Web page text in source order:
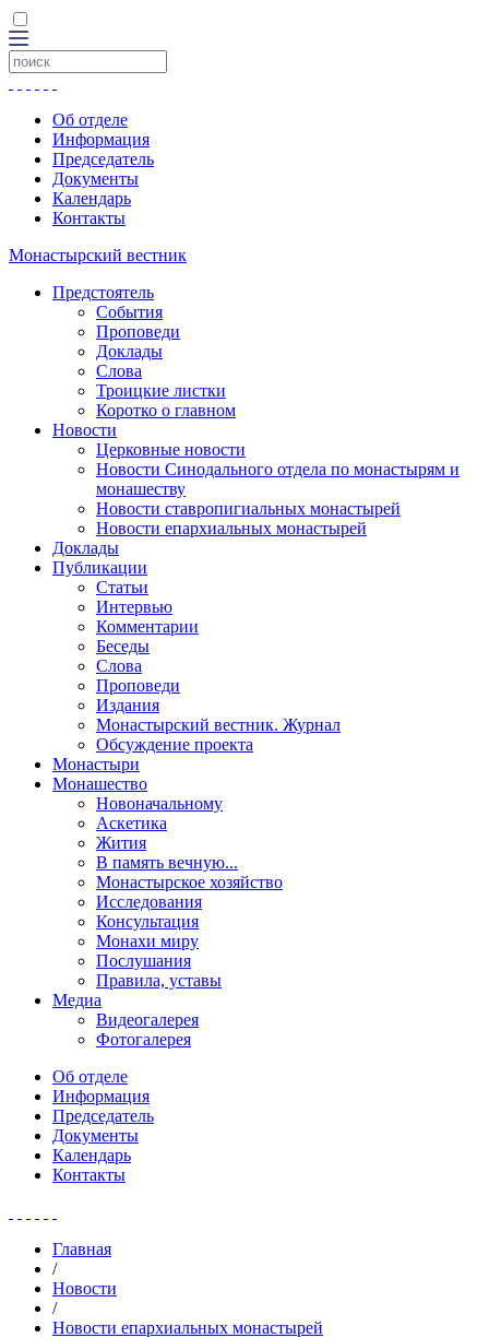
Об отделе
Информация
Председатель
Документы
Календарь
Контакты
Монастырский вестник
Предстоятель
События
Проповеди
Доклады
Слова
Троицкие листки
Коротко о главном
Новости
Церковные новости
Новости Синодального отдела по монастырям и
монашеству
Новости ставропигиальных монастырей
Новости епархиальных монастырей
Доклады
Публикации
Статьи
Интервью
Комментарии
Беседы
Слова
Проповеди
Издания
Монастырский вестник. Журнал
Обсуждение проекта
Монастыри
Монашество
Новоначальному
Аскетика
Жития
В память вечную...
Монастырское хозяйство
Исследования
Консультация
Монахи миру
Послушания
Правила, уставы
Медиа
Видеогалерея
Фотогалерея
Об отделе
Информация
Председатель
Документы
Календарь
Контакты
Главная
/
Новости
/
Новости епархиальных монастырей